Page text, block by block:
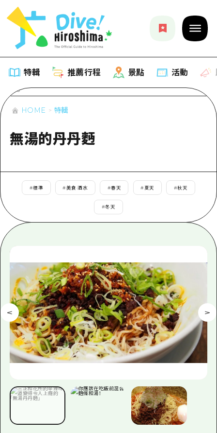
特輯 推薦行程 景點 活動
特輯
列表
藝術
活動·廟會
美食·酒水
運動
夜晚生活
世界遺產
學習·體驗
標準
治癒
推薦行程
Dive! Hiroshima 官方向導
廣島隨意旅行
廣島市內
答對了
美北
藝北
宮島周邊
東山口
短途旅行
一日遊
1晚2天
列表
廣島市內
美北
藝北
宮島周邊
東山口
愛媛
島根
活動
即時訊息
列表
存取
輔助流量摘要
設施擁堵
超值遊覽門票
廣島好客通行證
HOME
新聞
HOME 特輯
無湯的丹丹麪
#標準 #美食·酒水 #春天 # 夏天 #秋天
#冬天